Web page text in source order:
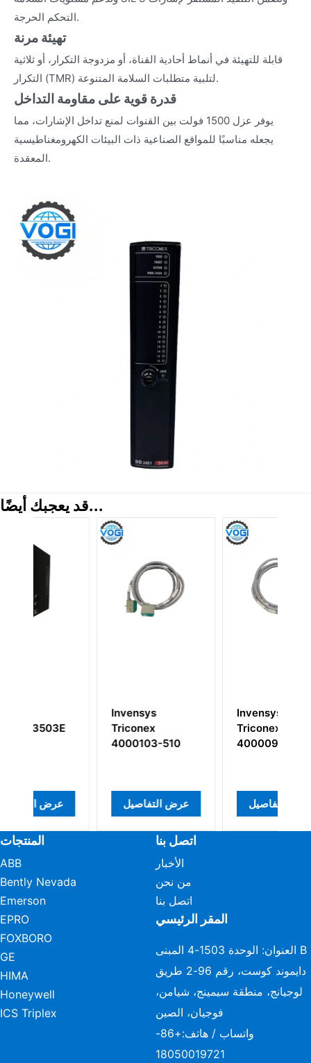
التحكم الحرجة.
تهيئة مرنة
قابلة للتهيئة في أنماط أحادية القناة، أو مزدوجة التكرار، أو ثلاثية
التكرار (TMR) لتلبية متطلبات السلامة المتنوعة.
قدرة قوية على مقاومة التداخل
يوفر عزل 1500 فولت بين القنوات لمنع تداخل الإشارات، مما
يجعله مناسبًا للمواقع الصناعية ذات البيئات الكهرومغناطيسية
المعقدة.
قد يعجبك أيضًا...
Triconex
4000103-510
عرض التفاصيل
4000094-310
عرض التفاصيل
المنتجات
ABB
Bently Nevada
Emerson
EPRO
FOXBORO
GE
HIMA
Honeywell
ICS Triplex
اتصل بنا
الأخبار
من نحن
اتصل بنا
المقر الرئيسي
العنوان: الوحدة 1503-4 المبنى B
دايموند كوست، رقم 96-2 طريق
لوجيانج، منطقة سيمينج، شيامن،
فوجيان، الصين
واتساب / هاتف:
+86-
18050019721